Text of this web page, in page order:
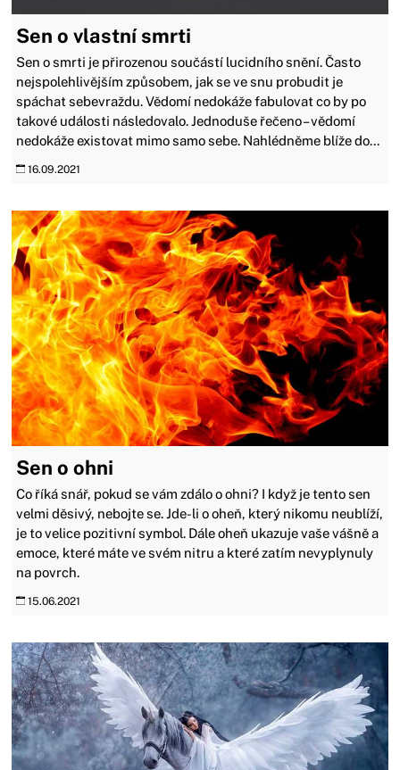
Sen o vlastní smrti
Sen o smrti je přirozenou součástí lucidního snění. Často
nejspolehlivějším způsobem, jak se ve snu probudit je
spáchat sebevraždu. Vědomí nedokáže fabulovat co by po
takové události následovalo. Jednoduše řečeno – vědomí
nedokáže existovat mimo samo sebe. Nahlédněme blíže do...
16.09.2021
Sen o ohni
Co říká snář, pokud se vám zdálo o ohni? I když je tento sen
velmi děsivý, nebojte se. Jde-li o oheň, který nikomu neublíží,
je to velice pozitivní symbol. Dále oheň ukazuje vaše vášně a
emoce, které máte ve svém nitru a které zatím nevyplynuly
na povrch.
15.06.2021